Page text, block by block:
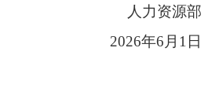
人力资源部
2026年6月1日